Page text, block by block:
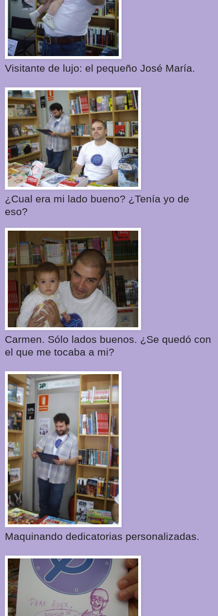
Visitante de lujo: el pequeño José María.
¿Cual era mi lado bueno? ¿Tenía yo de
eso?
Carmen. Sólo lados buenos. ¿Se quedó con
el que me tocaba a mi?
Maquinando dedicatorias personalizadas.